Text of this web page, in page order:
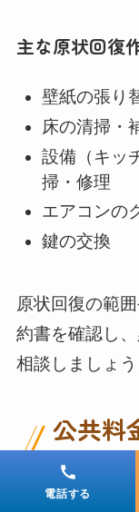
主な原状回復
壁紙の張り
床の清掃・
設備（キッ
掃・修理
エアコンの
鍵の交換
原状回復の範
約書を確認し
相談しましょう
公共料
電話する